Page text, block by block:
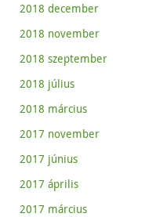
2018 december
2018 november
2018 szeptember
2018 július
2018 március
2017 november
2017 június
2017 április
2017 március